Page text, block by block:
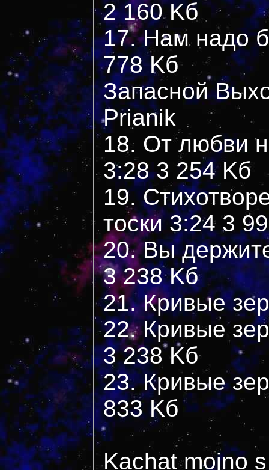
2 160 Kб
17. Нам надо
778 Kб
Запасной
Prianik
18. От любви
3:28 3 254 Kб
19.
тоски 3:24 3
20. Вы
3 238 Kб
21. Кривые
22. Кривые
3 238 Kб
23. Кривые
833 Kб
Kachat mojno